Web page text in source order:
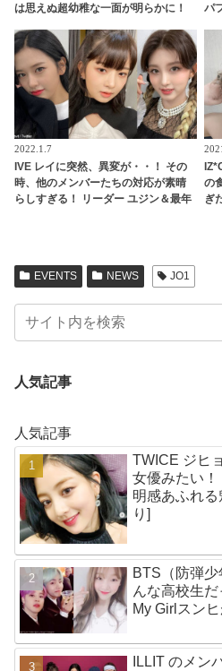
は思えぬ超幼稚な一面が明らかに！
上がり・・ 衝撃的なシーンに爆笑
パ
B
に
2022.1.7
IVE レイに突然、異変が・・！ その
時、他のメンバーたちの対応が素晴
らしすぎる！ リーダー ユジン＆最年
の
ぎ
EVENTS NEWS JO1
人気記事
人気記事
TWICE ジヒ
女優みたい
明感あふれ
り]
BTS（防弾
んな高校生
My Girlスン
ILLIT のメン